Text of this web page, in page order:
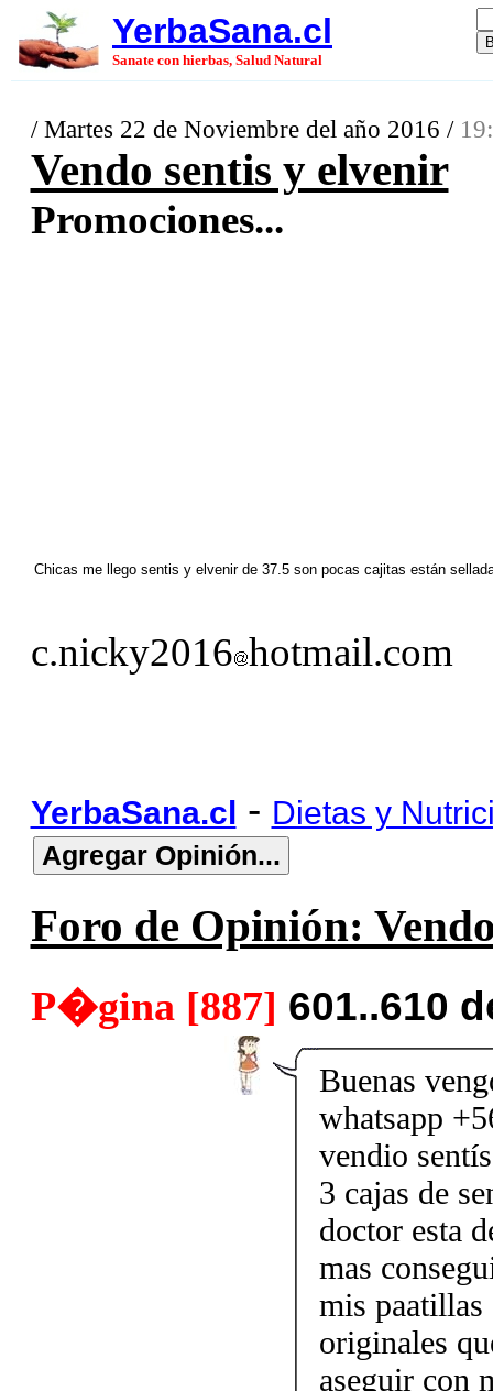
YerbaSana.cl
Sanate con hierbas, Salud Natural
/ Martes 22 de Noviembre del año 2016 /
Vendo sentis y elvenir
Promociones...
Chicas me llego sentis y elvenir de 37.5 son pocas cajitas están
c.nicky2016 hotmail.com
YerbaSana.cl - Dietas y
Foro de Opinión:
P�gina [887] 601..610
Buenas
whatsapp
vendio
3 cajas de
doctor esta
mas
mis paatillas
originales
aseguir con